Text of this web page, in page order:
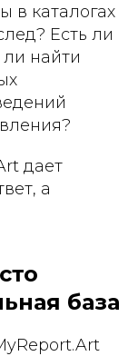
в каталогах
Есть ли
найти
дает
а
база